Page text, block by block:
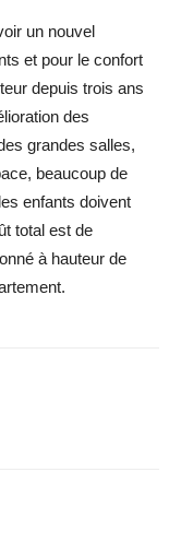
un nouvel
et pour le confort
depuis trois ans
des
grandes salles,
beaucoup de
enfants doivent
total est de
à hauteur de